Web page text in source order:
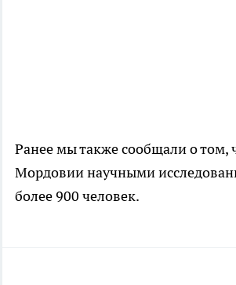
Ранее мы также сообщали о том,
Мордовии научными
более 900 человек.